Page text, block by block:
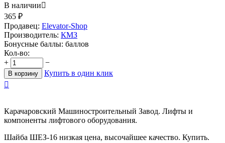
В наличии
365 ₽
Продавец: Elevator-Shop
Производитель: КМЗ
Бонусные баллы: баллов
Кол-во:
+
−
В корзину
Купить в один клик

Карачаровский Машиностроительный Завод. Лифты и
компоненты лифтового оборудования.
Шайба ШЕЗ-16 низкая цена, высочайшее качество. Купить.